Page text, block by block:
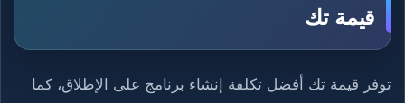
قيمة تك
توفر قيمة تك أفضل تكلفة إنشاء برنامج على الإطلاق، كما